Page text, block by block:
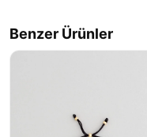
Benzer Ürünler